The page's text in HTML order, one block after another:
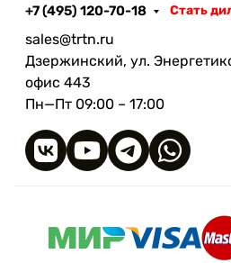
+7 (495) 120-70-18 Стать
sales@trtn.ru
Дзержинский, ул.
офис 443
Пн—Пт 09:00 – 17:00